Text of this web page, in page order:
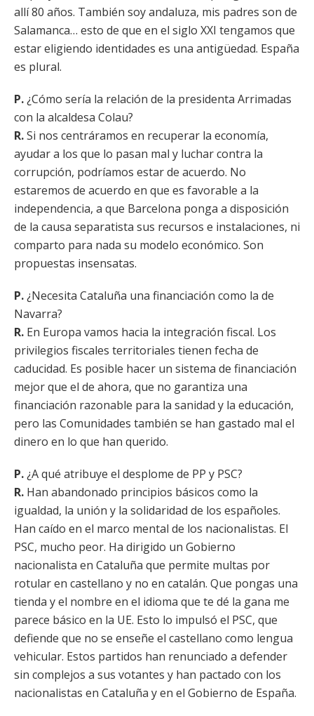
allí 80 años. También soy andaluza, mis padres son de
Salamanca… esto de que en el siglo XXI tengamos que
estar eligiendo identidades es una antigüedad. España
es plural.
P.¿Cómo sería la relación de la presidenta Arrimadas
con la alcaldesa Colau?
R.Si nos centráramos en recuperar la economía,
ayudar a los que lo pasan mal y luchar contra la
corrupción, podríamos estar de acuerdo. No
estaremos de acuerdo en que es favorable a la
independencia, a que Barcelona ponga a disposición
de la causa separatista sus recursos e instalaciones, ni
comparto para nada su modelo económico. Son
propuestas insensatas.
P.¿Necesita Cataluña una financiación como la de
Navarra?
R. En Europa vamos hacia la integración fiscal. Los
privilegios fiscales territoriales tienen fecha de
caducidad. Es posible hacer un sistema de financiación
mejor que el de ahora, que no garantiza una
financiación razonable para la sanidad y la educación,
pero las Comunidades también se han gastado mal el
dinero en lo que han querido.
P.¿A qué atribuye el desplome de PP y PSC?
R. Han abandonado principios básicos como la
igualdad, la unión y la solidaridad de los españoles.
Han caído en el marco mental de los nacionalistas. El
PSC, mucho peor. Ha dirigido un Gobierno
nacionalista en Cataluña que permite multas por
rotular en castellano y no en catalán. Que pongas una
tienda y el nombre en el idioma que te dé la gana me
parece básico en la UE. Esto lo impulsó el PSC, que
defiende que no se enseñe el castellano como lengua
vehicular. Estos partidos han renunciado a defender
sin complejos a sus votantes y han pactado con los
nacionalistas en Cataluña y en el Gobierno de España.